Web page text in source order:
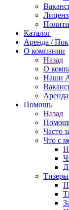
Каталог
Аренда /
О компании
Назад
О
Наши
Помощь
Назад
Часто
Что с
Тизеры